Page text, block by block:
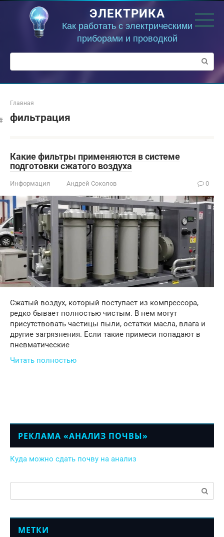
ЭЛЕКТРИКА
Как работать с электрическими
приборами и проводкой
Поиск:
Главная
фильтрация
Какие фильтры применяются в системе
подготовки сжатого воздуха
Информация Андрей Соколов 0
Сжатый воздух, который поступает из компрессора,
редко бывает полностью чистым. В нем могут
присутствовать частицы пыли, остатки масла, влага и
другие загрязнения. Если такие примеси попадают в
пневматические
Читать полностью
РЕКЛАМА «АНАЛИЗ ПОЧВЫ»
Куда можно сдать почву на анализ
Поиск:
МЕТКИ